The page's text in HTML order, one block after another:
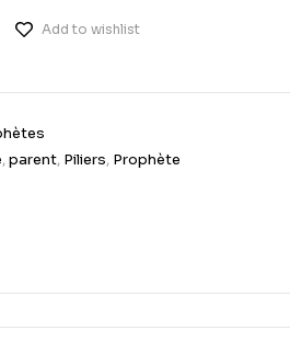
Add to wishlist
,parent, Piliers, Prophète